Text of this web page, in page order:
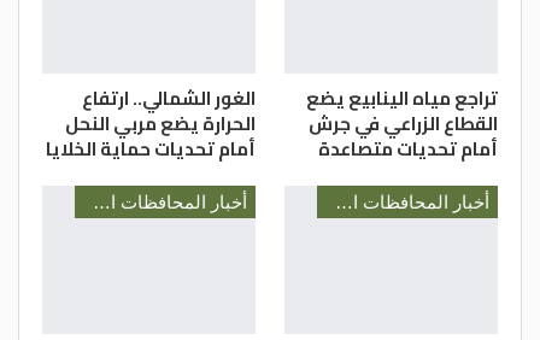
تراجع مياه الينابيع يضع
القطاع الزراعي في جرش
أمام تحديات متصاعدة
الغور الشمالي.. ارتفاع
الحرارة يضع مربي النحل
أمام تحديات حماية الخلايا
أخبار المحافظات الأردنية أخبار المحافظات الأردنية